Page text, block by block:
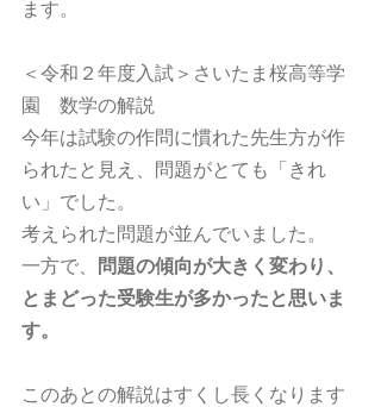
ます。
＜令和２年度入試＞さいたま桜高等学
園　数学の解説
今年は試験の作問に慣れた先生方が作
られたと見え、問題がとても「きれ
い」でした。
考えられた問題が並んでいました。
一方で、 問題の傾向が大きく変わり、
とまどった受験生が多かったと思いま
す。
このあとの解説はすくし長くなります